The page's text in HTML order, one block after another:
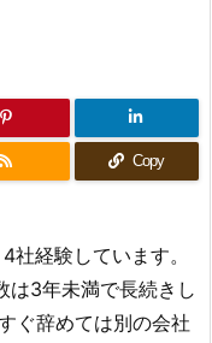
Copy
経験しています。
は3年未満で長続きし
ぐ辞めては別の会社